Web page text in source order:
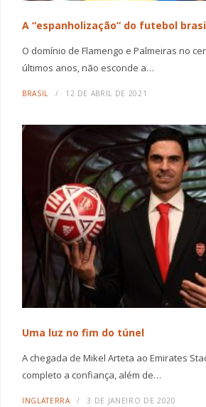
A “espanholização” do futebol
O domínio de Flamengo e Palmeiras no
últimos anos, não esconde a…
BRASIL 12 DE ABRIL DE 2021
Uma luz no fim do túnel
A chegada de Mikel Arteta ao Emirates
completo a confiança, além de…
INGLATERRA 3 DE JANEIRO DE 2020